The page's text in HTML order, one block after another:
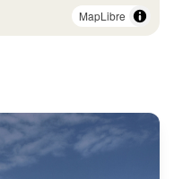
MapLibre